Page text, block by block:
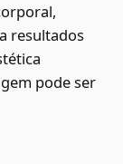
resultados
pode ser